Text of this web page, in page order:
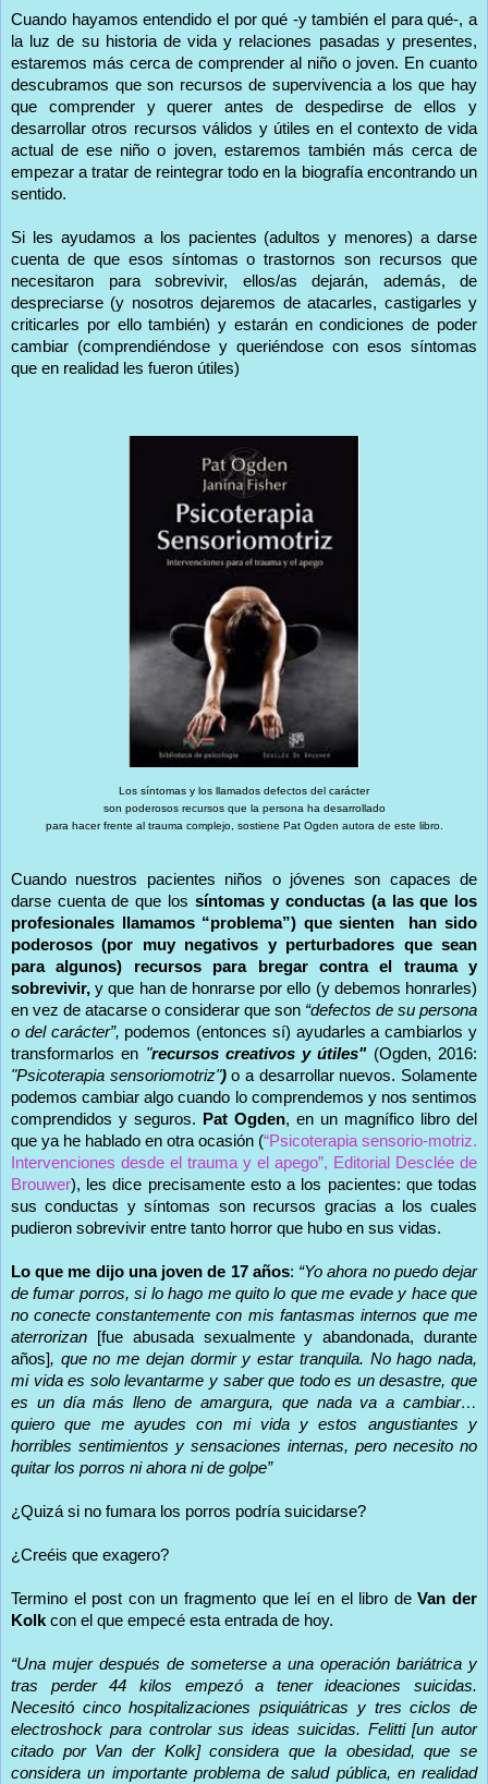
Cuando hayamos entendido el por qué -y también el para qué-, a
la luz de su historia de vida y relaciones pasadas y presentes,
estaremos más cerca de comprender al niño o joven. En cuanto
descubramos que son recursos de supervivencia a los que hay
que comprender y querer antes de despedirse de ellos y
desarrollar otros recursos válidos y útiles en el contexto de vida
actual de ese niño o joven, estaremos también más cerca de
empezar a tratar de reintegrar todo en la biografía encontrando un
sentido.
Si les ayudamos a los pacientes (adultos y menores) a darse
cuenta de que esos síntomas o trastornos son recursos que
necesitaron para sobrevivir, ellos/as dejarán, además, de
despreciarse (y nosotros dejaremos de atacarles, castigarles y
criticarles por ello también) y estarán en condiciones de poder
cambiar (comprendiéndose y queriéndose con esos síntomas
que en realidad les fueron útiles)
Los síntomas y los llamados defectos del carácter
son poderosos recursos que la persona ha desarrollado
para hacer frente al trauma complejo, sostiene Pat Ogden autora de este libro.
Cuando nuestros pacientes niños o jóvenes son capaces de
darse cuenta de que los síntomas y conductas (a las que los
profesionales llamamos “problema”) que sienten han sido
poderosos (por muy negativos y perturbadores que sean
para algunos) recursos para bregar contra el trauma y
sobrevivir, y que han de honrarse por ello (y debemos honrarles)
en vez de atacarse o considerar que son “defectos de su persona
o del carácter”, podemos (entonces sí) ayudarles a cambiarlos y
transformarlos en "recursos creativos y útiles"(Ogden, 2016:
"Psicoterapia sensoriomotriz")o a desarrollar nuevos. Solamente
podemos cambiar algo cuando lo comprendemos y nos sentimos
comprendidos y seguros. Pat Ogden, en un magnífico libro del
que ya he hablado en otra ocasión (“Psicoterapia sensorio-motriz.
Intervenciones desde el trauma y el apego”, Editorial Desclée de
Brouwer), les dice precisamente esto a los pacientes: que todas
sus conductas y síntomas son recursos gracias a los cuales
pudieron sobrevivir entre tanto horror que hubo en sus vidas.
Lo que me dijo una joven de 17 años: “Yo ahora no puedo dejar
de fumar porros, si lo hago me quito lo que me evade y hace que
no conecte constantemente con mis fantasmas internos que me
aterrorizan [fue abusada sexualmente y abandonada, durante
años], que no me dejan dormir y estar tranquila. No hago nada,
mi vida es solo levantarme y saber que todo es un desastre, que
es un día más lleno de amargura, que nada va a cambiar…
quiero que me ayudes con mi vida y estos angustiantes y
horribles sentimientos y sensaciones internas, pero necesito no
quitar los porros ni ahora ni de golpe”
¿Quizá si no fumara los porros podría suicidarse?
¿Creéis que exagero?
Termino el post con un fragmento que leí en el libro deVan der
Kolk con el que empecé esta entrada de hoy.
“Una mujer después de someterse a una operación bariátrica y
tras perder 44 kilos empezó a tener ideaciones suicidas.
Necesitó cinco hospitalizaciones psiquiátricas y tres ciclos de
electroshock para controlar sus ideas suicidas. Felitti [un autor
citado por Van der Kolk] considera que la obesidad, que se
considera un importante problema de salud pública, en realidad